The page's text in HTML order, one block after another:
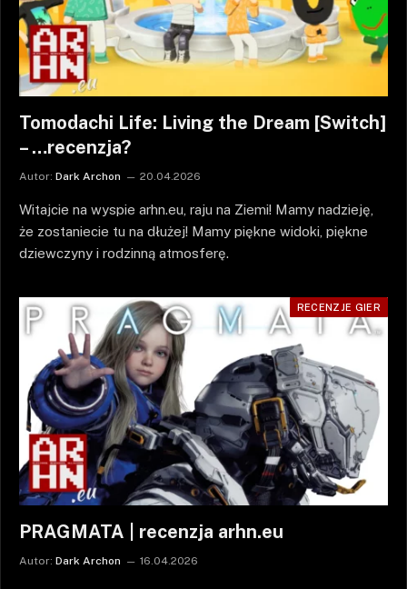
Tomodachi Life: Living the Dream [Switch]
– …recenzja?
Autor: Dark Archon 20.04.2026
Witajcie na wyspie arhn.eu, raju na Ziemi! Mamy nadzieję,
że zostaniecie tu na dłużej! Mamy piękne widoki, piękne
dziewczyny i rodzinną atmosferę.
RECENZJE GIER
PRAGMATA | recenzja arhn.eu
Autor: Dark Archon 16.04.2026